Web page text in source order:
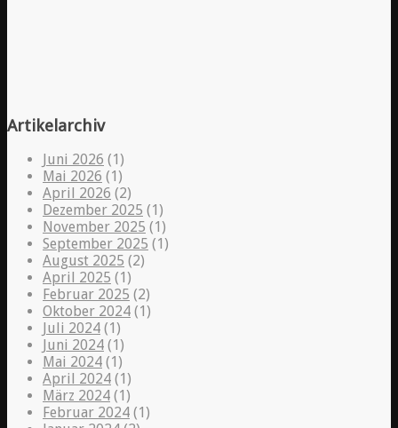
Artikelarchiv
Juni 2026 (1)
Mai 2026 (1)
April 2026 (2)
Dezember 2025 (1)
November 2025 (1)
September 2025 (1)
August 2025 (2)
April 2025 (1)
Februar 2025 (2)
Oktober 2024 (1)
Juli 2024 (1)
Juni 2024 (1)
Mai 2024 (1)
April 2024 (1)
März 2024 (1)
Februar 2024 (1)